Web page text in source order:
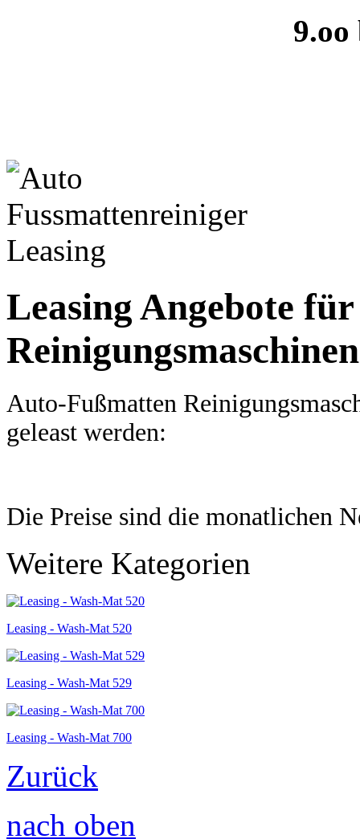
9.oo
Leasing Angebote
Reinigungsmaschinen
Auto-Fußmatten
geleast werden:
Die Preise sind die monatlichen
Weitere Kategorien
Leasing - Wash-Mat 520
Leasing - Wash-Mat 529
Leasing - Wash-Mat 700
Zurück
nach oben